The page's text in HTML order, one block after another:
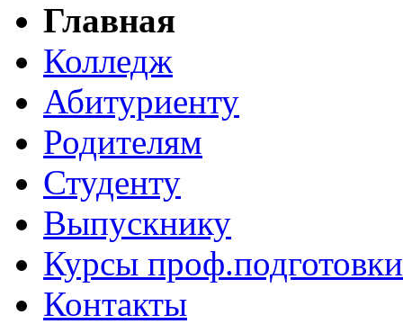
Главная
Колледж
Абитуриенту
Родителям
Студенту
Выпускнику
Курсы проф.подготовки
Контакты